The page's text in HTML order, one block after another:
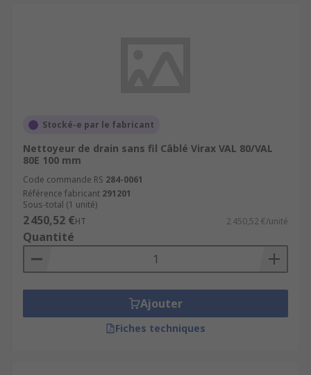
Stocké-e par le fabricant
Nettoyeur de drain sans fil Câblé Virax VAL 80/VAL
80E 100 mm
Code commande RS 284-0061
Référence fabricant 291201
Sous-total (1 unité)
2 450,52 €HT 2 450,52 €/unité
Quantité
Ajouter
Fiches techniques